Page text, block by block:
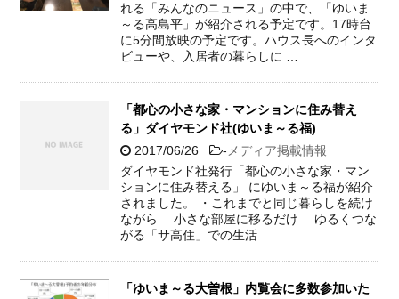
れる「みんなのニュース」の中で、「ゆいま
～る高島平」が紹介される予定です。17時台
に5分間放映の予定です。ハウス長へのインタ
ビューや、入居者の暮らしに …
「都心の小さな家・マンションに住み替え
る」ダイヤモンド社(ゆいま～る福)
2017/06/26
- メディア掲載情報
ダイヤモンド社発行「都心の小さな家・マン
ションに住み替える」 にゆいま～る福が紹介
されました。 ・これまでと同じ暮らしを続け
ながら 小さな部屋に移るだけ ゆるくつな
がる「サ高住」での生活
「ゆいま～る大曽根」内覧会に多数参加いた